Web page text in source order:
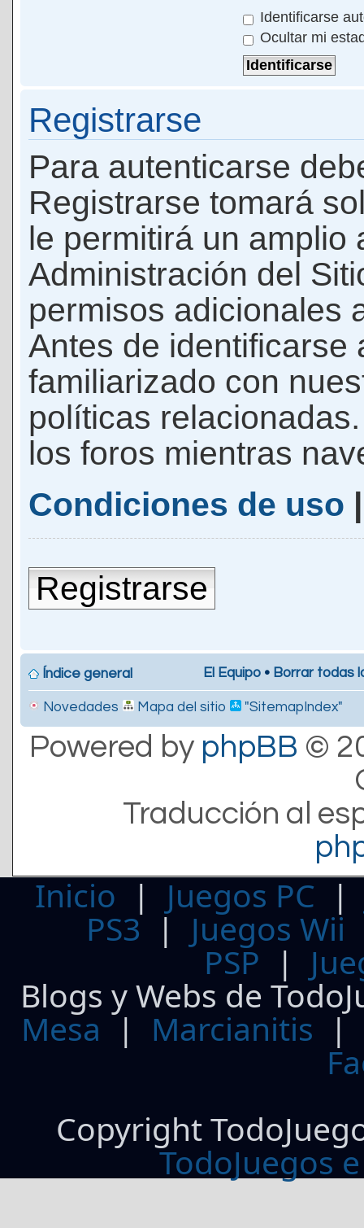
Identificarse
Ocultar mi
Registrarse
Para autenticarse
Registrarse tomará
le permitirá un amplio
Administración del
permisos adicionales
Antes de identificarse
familiarizado con
políticas
los foros mientras
Condiciones de uso
Registrarse
Índice general El Equipo • Borrar todas
Novedades Mapa del sitio "SitemapIndex"
Powered by phpBB ©
Traducción al
Inicio | Juegos PC
PS3| Juegos Wii
PSP |
Blogs y Webs de
Mesa | Marcianitis |
Copyright
TodoJuegos